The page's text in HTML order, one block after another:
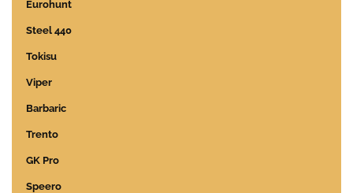
Eurohunt
Steel 440
Tokisu
Viper
Barbaric
Trento
GK Pro
Speero